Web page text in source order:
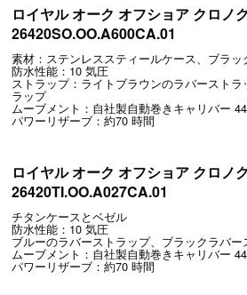
ロイヤル オーク オフショア クロノ
26420SO.OO.A600CA.01
素材：ステンレススティールケース、ブラ
防水性能：10 気圧
ストラップ：ライトブラウンのラバーストラ
ラップ
ムーブメント：自社製自動巻きキャリバー
パワーリザーブ：約70 時間
ロイヤル オーク オフショア クロノ
26420TI.OO.A027CA.01
チタンケースとベゼル
防水性能：10 気圧
ブルーのラバーストラップ、ブラックラバー
ムーブメント：自社製自動巻きキャリバー
パワーリザーブ：約70 時間